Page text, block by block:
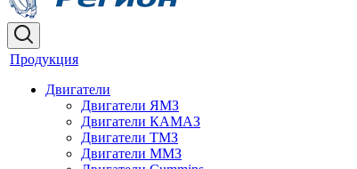
Продукция
Двигатели
Двигатели ЯМЗ
Двигатели КАМАЗ
Двигатели ТМЗ
Двигатели ММЗ